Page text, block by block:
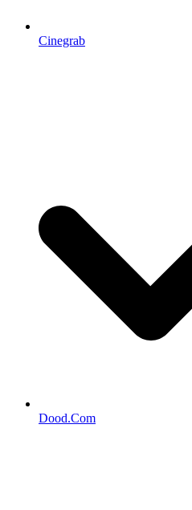
Cinegrab
Dood.Com